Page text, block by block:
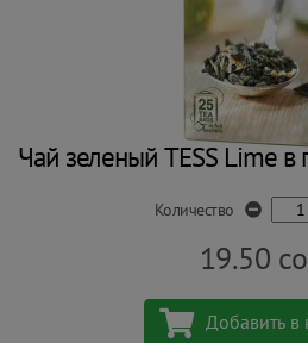
Чай зеленый TESS Lime в
Количество
19.50
Добавить в